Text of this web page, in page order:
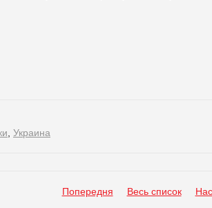
Украина
Попередня Весь список